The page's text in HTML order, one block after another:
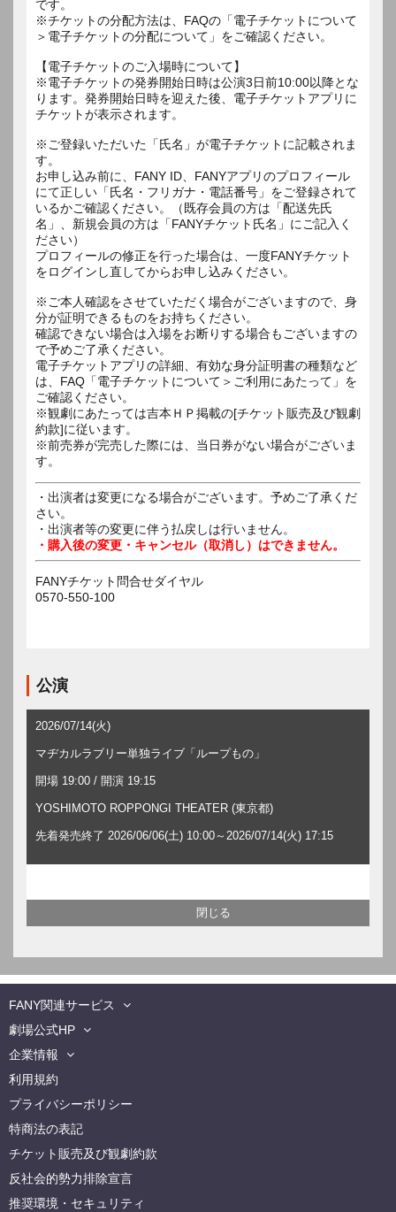
です。
※チケットの分配方法は、FAQの「電子チケットについて
＞電子チケットの分配について」をご確認ください。
【電子チケットのご入場時について】
※電子チケットの発券開始日時は公演3日前10:00以降とな
ります。発券開始日時を迎えた後、電子チケットアプリに
チケットが表示されます。
※ご登録いただいた「氏名」が電子チケットに記載されま
す。
お申し込み前に、FANY ID、FANYアプリのプロフィール
にて正しい「氏名・フリガナ・電話番号」をご登録されて
いるかご確認ください。（既存会員の方は「配送先氏
名」、新規会員の方は「FANYチケット氏名」にご記入く
ださい）
プロフィールの修正を行った場合は、一度FANYチケット
をログインし直してからお申し込みください。
※ご本人確認をさせていただく場合がございますので、身
分が証明できるものをお持ちください。
確認できない場合は入場をお断りする場合もございますの
で予めご了承ください。
電子チケットアプリの詳細、有効な身分証明書の種類など
は、FAQ「電子チケットについて＞ご利用にあたって」を
ご確認ください。
※観劇にあたっては吉本ＨＰ掲載の[チケット販売及び観劇
約款]に従います。
※前売券が完売した際には、当日券がない場合がございま
す。
・出演者は変更になる場合がございます。予めご了承くだ
さい。
・出演者等の変更に伴う払戻しは行いません。
・購入後の変更・キャンセル（取消し）はできません。
FANYチケット問合せダイヤル
0570-550-100
公演
2026/07/14(火)
マヂカルラブリー単独ライブ「ループもの」
開場 19:00 / 開演 19:15
YOSHIMOTO ROPPONGI THEATER (東京都)
先着発売終了 2026/06/06(土) 10:00～2026/07/14(火) 17:15
FANY関連サービス
劇場公式HP
企業情報
利用規約
プライバシーポリシー
特商法の表記
チケット販売及び観劇約款
反社会的勢力排除宣言
推奨環境・セキュリティ